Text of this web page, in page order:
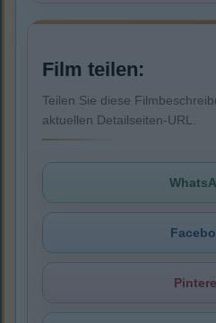
Film teilen:
Teilen Sie diese
aktuellen Detailseiten-URL.